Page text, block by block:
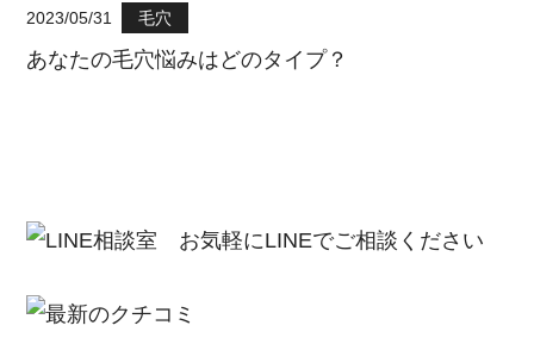
2023/05/31 毛穴
あなたの毛穴悩みはどのタイプ？